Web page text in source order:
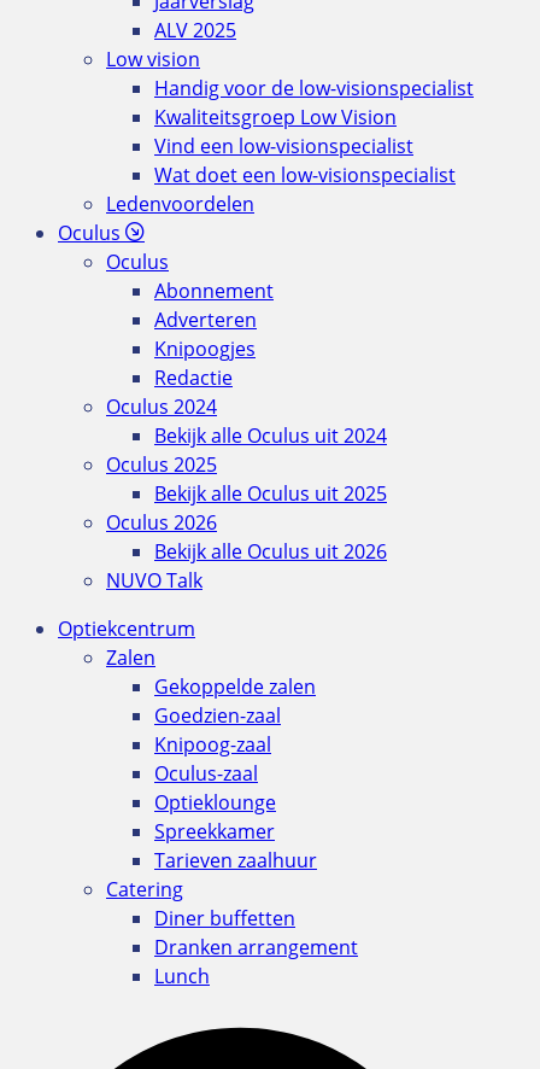
ALV 2025
Low vision
Handig voor de low-visionspecialist
Kwaliteitsgroep Low Vision
Vind een low-visionspecialist
Wat doet een low-visionspecialist
Ledenvoordelen
Oculus
Oculus
Abonnement
Adverteren
Knipoogjes
Redactie
Oculus 2024
Bekijk alle Oculus uit 2024
Oculus 2025
Bekijk alle Oculus uit 2025
Oculus 2026
Bekijk alle Oculus uit 2026
NUVO Talk
Optiekcentrum
Zalen
Gekoppelde zalen
Goedzien-zaal
Knipoog-zaal
Oculus-zaal
Optieklounge
Spreekkamer
Tarieven zaalhuur
Catering
Diner buffetten
Dranken arrangement
Lunch